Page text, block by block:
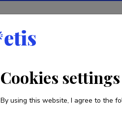
Cookies settings
By using this website, I agree to the